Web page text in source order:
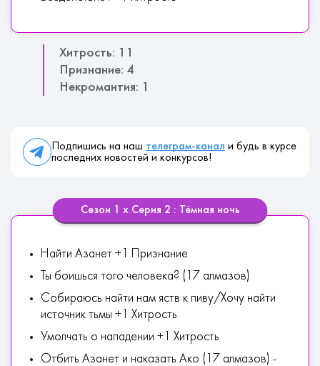
Хитрость: 11
Признание: 4
Некромантия: 1
Подпишись на наш телеграм-канал и будь в курсе
последних новостей и конкурсов!
Сезон 1 х Серия 2 : Тёмная ночь
Найти Азанет +1 Признание
Ты боишься того человека? (17 алмазов)
Собираюсь найти нам яств к пиву/Хочу найти
источник тьмы +1 Хитрость
Умолчать о нападении +1 Хитрость
Отбить Азанет и наказать Ако (17 алмазов) -